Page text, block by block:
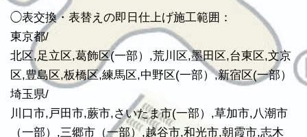
◯表交換・表替えの即日仕上げ施工範囲：
東京都/
北区,足立区,葛飾区(一部）,荒川区,墨田区,台東区,文京
区,豊島区,板橋区,練馬区,中野区(一部）,新宿区(一部）
埼玉県/
川口市,戸田市,蕨市,さいたま市(一部）,草加市,八潮市
（一部）,三郷市（一部）,越谷市,和光市,朝霞市,志木